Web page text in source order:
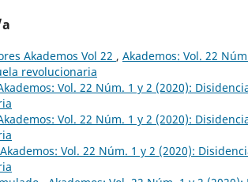
Akademos Vol 22 , Akademos: Vol. 22
revolucionaria
Vol. 22 Núm. 1 y 2 (2020):
Vol. 22 Núm. 1 y 2 (2020):
Akademos: Vol. 22 Núm. 1 y 2 (2020):